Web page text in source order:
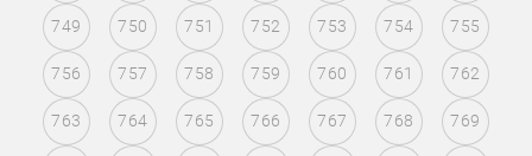
749 750 751 752 753 754 755
756 757 758 759 760 761 762
763 764 765 766 767 768 769